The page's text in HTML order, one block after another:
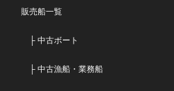
販売船一覧
├ 中古ボート
├ 中古漁船・業務船